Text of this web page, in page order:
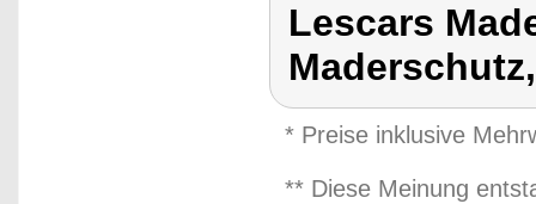
Lescars
* Preise inklusive
** Diese Meinung